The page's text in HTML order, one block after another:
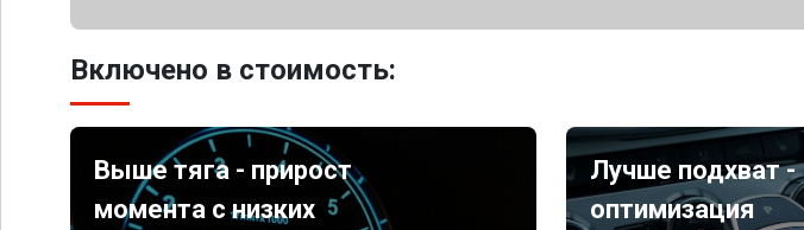
Включено в стоимость:
Выше тяга - прирост
момента с низких
Лучше подхват -
оптимизация